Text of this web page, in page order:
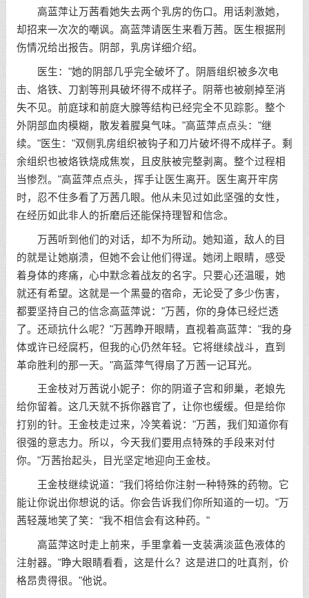
高蓝萍让万茜看她失去两个乳房的伤口。用话刺激她，
却招来一次次的嘲讽。高蓝萍请医生来看万茜。医生根据刑
伤情况给出报告。阴部，乳房详细介绍。
医生："她的阴部几乎完全破坏了。阴唇组织被多次电
击、烙铁、刀割等刑具破坏得不成样子。阴蒂也被剜掉至消
失不见。前庭球和前庭大腺等结构已经完全不见踪影。整个
外阴部血肉模糊，散发着腥臭气味。"高蓝萍点点头："继
续。"医生："双侧乳房组织被钩子和刀片破坏得不成样子。剩
余组织也被烙铁烧成焦炭，且皮肤被完整剥离。整个过程相
当惨烈。"高蓝萍点点头，挥手让医生离开。医生离开牢房
时，忍不住多看了万茜几眼。他从未见过如此坚强的女性，
在经历如此非人的折磨后还能保持理智和信念。
万茜听到他们的对话，却不为所动。她知道，敌人的目
的就是让她崩溃，但她不会让他们得逞。她闭上眼睛，感受
着身体的疼痛，心中默念着战友的名字。只要心还温暖，她
就还有希望。这就是一个黑曼的宿命，无论受了多少伤害，
都要坚持自己的信念高蓝萍说："万茜，你的身体已经烂透
了。还顽抗什么呢？"万茜睁开眼睛，直视着高蓝萍："我的身
体或许已经腐朽，但我的心仍然年轻。它将继续战斗，直到
革命胜利的那一天。"高蓝萍气得扇了万茜一记耳光。
王金枝对万茜说小妮子：你的阴道子宫和卵巢，老娘先
给你留着。这几天就不拆你器官了，让你也缓缓。但是给你
打别的针。王金枝走过来，冷笑着说："万茜，我们知道你有
很强的意志力。所以，今天我们要用点特殊的手段来对付
你。"万茜抬起头，目光坚定地迎向王金枝。
王金枝继续说道："我们将给你注射一种特殊的药物。它
能让你说出你想说的话。你会告诉我们你所知道的一切。"万
茜轻蔑地笑了笑："我不相信会有这种药。"
高蓝萍这时走上前来，手里拿着一支装满淡蓝色液体的
注射器。"睁大眼睛看看，这是什么？这是进口的吐真剂，价
格昂贵得很。"他说。